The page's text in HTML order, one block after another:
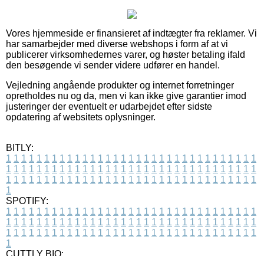
Vores hjemmeside er finansieret af indtægter fra reklamer. Vi
har samarbejder med diverse webshops i form af at vi
publicerer virksomhedernes varer, og høster betaling ifald
den besøgende vi sender videre udfører en handel.
Vejledning angående produkter og internet forretninger
opretholdes nu og da, men vi kan ikke give garantier imod
justeringer der eventuelt er udarbejdet efter sidste
opdatering af websitets oplysninger.
BITLY:
1 1 1 1 1 1 1 1 1 1 1 1 1 1 1 1 1 1 1 1 1 1 1 1 1 1 1 1 1 1 1 1 1
1 1 1 1 1 1 1 1 1 1 1 1 1 1 1 1 1 1 1 1 1 1 1 1 1 1 1 1 1 1 1 1 1
1 1 1 1 1 1 1 1 1 1 1 1 1 1 1 1 1 1 1 1 1 1 1 1 1 1 1 1 1 1 1 1 1
1
SPOTIFY:
1 1 1 1 1 1 1 1 1 1 1 1 1 1 1 1 1 1 1 1 1 1 1 1 1 1 1 1 1 1 1 1 1
1 1 1 1 1 1 1 1 1 1 1 1 1 1 1 1 1 1 1 1 1 1 1 1 1 1 1 1 1 1 1 1 1
1 1 1 1 1 1 1 1 1 1 1 1 1 1 1 1 1 1 1 1 1 1 1 1 1 1 1 1 1 1 1 1 1
1
CUTTLY BIO: